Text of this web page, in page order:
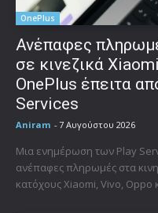
OnePlus
Ανέπαφες
σε κινεζικά
OnePlus έπειτα
Services
Aniram - 7 Αυγούστου 2026
Μια ενημέρωση των Play
ανέπαφες πληρωμές στα
κατόχους Xiaomi, Vivo, Oppo